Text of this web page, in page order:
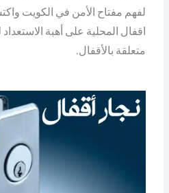
لفهم مفتاح الأمن في الكويت
اقفال المحلية على أهبة
متعلقة بالأقفال.